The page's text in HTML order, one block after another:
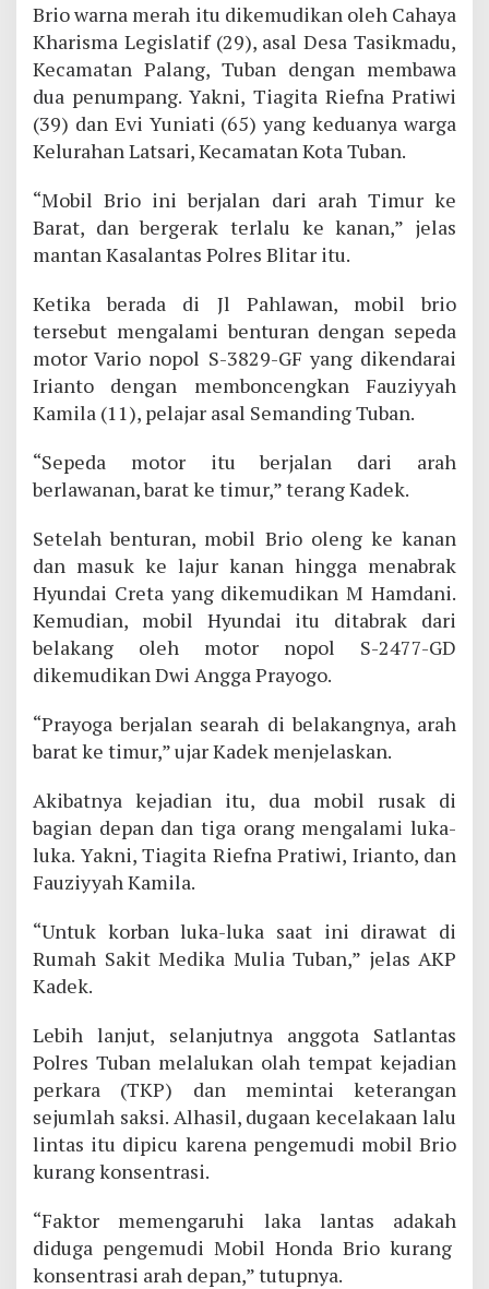
Brio warna merah itu dikemudikan oleh Cahaya
Kharisma Legislatif (29), asal Desa Tasikmadu,
Kecamatan Palang, Tuban dengan membawa
dua penumpang. Yakni, Tiagita Riefna Pratiwi
(39) dan Evi Yuniati (65) yang keduanya warga
Kelurahan Latsari, Kecamatan Kota Tuban.
“Mobil Brio ini berjalan dari arah Timur ke
Barat, dan bergerak terlalu ke kanan,” jelas
mantan Kasalantas Polres Blitar itu.
Ketika berada di Jl Pahlawan, mobil brio
tersebut mengalami benturan dengan sepeda
motor Vario nopol S-3829-GF yang dikendarai
Irianto dengan memboncengkan Fauziyyah
Kamila (11), pelajar asal Semanding Tuban.
“Sepeda motor itu berjalan dari arah
berlawanan, barat ke timur,” terang Kadek.
Setelah benturan, mobil Brio oleng ke kanan
dan masuk ke lajur kanan hingga menabrak
Hyundai Creta yang dikemudikan M Hamdani.
Kemudian, mobil Hyundai itu ditabrak dari
belakang oleh motor nopol S-2477-GD
dikemudikan Dwi Angga Prayogo.
“Prayoga berjalan searah di belakangnya, arah
barat ke timur,” ujar Kadek menjelaskan.
Akibatnya kejadian itu, dua mobil rusak di
bagian depan dan tiga orang mengalami luka-
luka. Yakni, Tiagita Riefna Pratiwi, Irianto, dan
Fauziyyah Kamila.
“Untuk korban luka-luka saat ini dirawat di
Rumah Sakit Medika Mulia Tuban,” jelas AKP
Kadek.
Lebih lanjut, selanjutnya anggota Satlantas
Polres Tuban melalukan olah tempat kejadian
perkara (TKP) dan memintai keterangan
sejumlah saksi. Alhasil, dugaan kecelakaan lalu
lintas itu dipicu karena pengemudi mobil Brio
kurang konsentrasi.
“Faktor memengaruhi laka lantas adakah
diduga pengemudi Mobil Honda Brio kurang
konsentrasi arah depan,” tutupnya.